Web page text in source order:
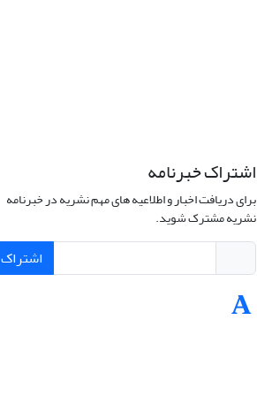
اشتراک خبرنامه
برای دریافت اخبار و اطلاعیه های مهم نشریه در خبرنامه
نشریه مشترک شوید.
اشتراک